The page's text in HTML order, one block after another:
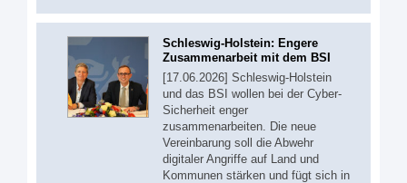
Schleswig-Holstein: Engere
Zusammenarbeit mit dem BSI
[17.06.2026] Schleswig-Holstein
und das BSI wollen bei der Cyber-
Sicherheit enger
zusammenarbeiten. Die neue
Vereinbarung soll die Abwehr
digitaler Angriffe auf Land und
Kommunen stärken und fügt sich in